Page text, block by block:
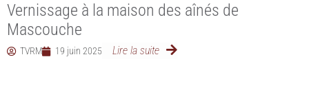
Vernissage à la maison des aînés de
Mascouche
TVRM 19 juin 2025 Lire la suite